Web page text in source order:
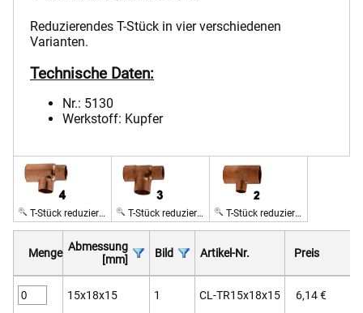
Reduzierendes T-Stück in vier verschiedenen
Varianten.
Technische Daten:
Nr.: 5130
Werkstoff: Kupfer
T-Stück reduzierend Bild 4 T-Stück reduzierend Bild 3 T-Stück reduzierend Bild 2
Menge Abmessung
[mm]
Bild Artikel-Nr. Preis
15x18x15 1 CL-TR15x18x15 6,14 €